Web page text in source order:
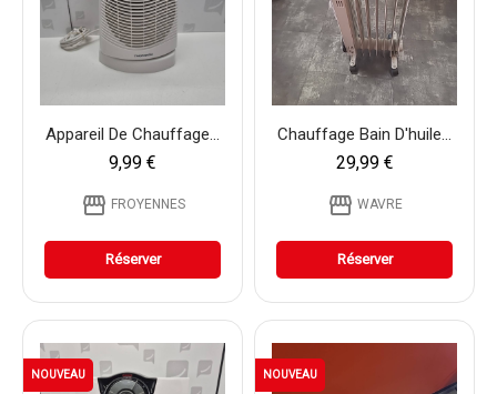
Appareil De Chauffage...
9,99 €
storefront FROYENNES
Réserver
Chauffage Bain D'huile...
29,99 €
storefront WAVRE
Réserver
NOUVEAU NOUVEAU